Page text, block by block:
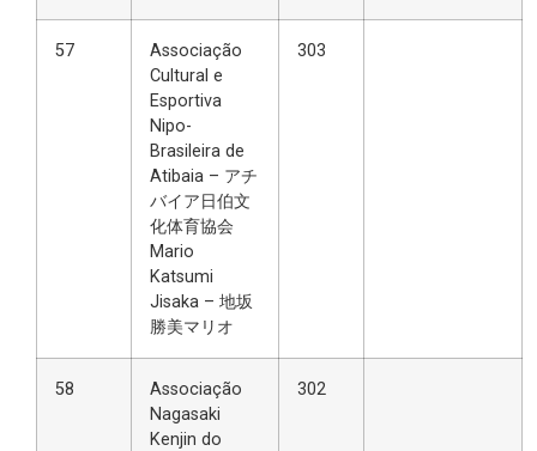
57
Associação
Cultural e
Esportiva
Nipo-
Brasileira de
Atibaia – アチ
バイア日伯文
化体育協会
Mario
Katsumi
Jisaka – 地坂
勝美マリオ
303
58
Associação
Nagasaki
Kenjin do
302